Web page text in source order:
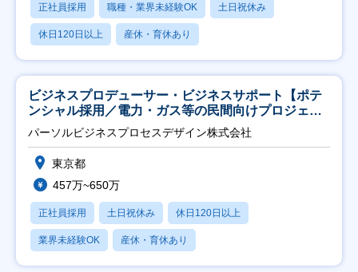
正社員採用 職種・業界未経験OK 土日祝休み
休日120日以上 産休・育休あり
ビジネスプロデューサー・ビジネスサポート【ポテ
ンシャル採用／電力・ガス等の民間向けプロジェク
ト推進】
パーソルビジネスプロセスデザイン株式会社
東京都
457万~650万
正社員採用 土日祝休み 休日120日以上
業界未経験OK 産休・育休あり